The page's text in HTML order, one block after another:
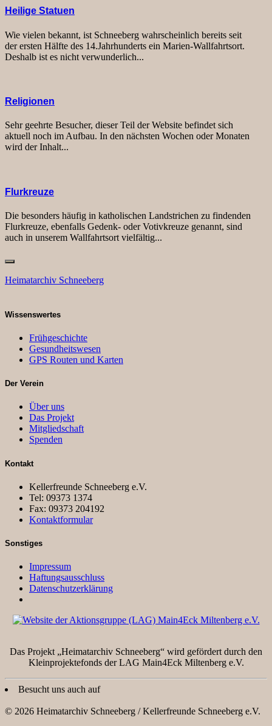
Heilige Statuen
Wie vielen bekannt, ist Schneeberg wahrscheinlich bereits seit
der ersten Hälfte des 14.Jahrhunderts ein Marien-Wallfahrtsort.
Deshalb ist es nicht verwunderlich...
Religionen
Sehr geehrte Besucher, dieser Teil der Website befindet sich
aktuell noch im Aufbau. In den nächsten Wochen oder Monaten
wird der Inhalt...
Flurkreuze
Die besonders häufig in katholischen Landstrichen zu findenden
Flurkreuze, ebenfalls Gedenk- oder Votivkreuze genannt, sind
auch in unserem Wallfahrtsort vielfältig...
Heimatarchiv Schneeberg
Wissenswertes
Frühgeschichte
Gesundheitswesen
GPS Routen und Karten
Der Verein
Über uns
Das Projekt
Mitgliedschaft
Spenden
Kontakt
Kellerfreunde Schneeberg e.V.
Tel: 09373 1374
Fax: 09373 204192
Kontaktformular
Sonstiges
Impressum
Haftungsausschluss
Datenschutzerklärung
Das Projekt „Heimatarchiv Schneeberg“ wird gefördert durch den
Kleinprojektefonds der LAG Main4Eck Miltenberg e.V.
Besucht uns auch auf
© 2026 Heimatarchiv Schneeberg / Kellerfreunde Schneeberg e.V.